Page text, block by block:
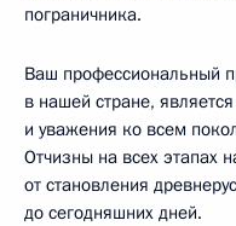
пограничника.
Ваш профессиональный
в нашей стране,
и уважения ко всем
Отчизны на всех этапах
от становления
до сегодняшних дней.